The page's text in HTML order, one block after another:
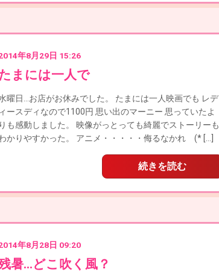
まには一人で
年8月29日 15:26
曜日…お店がお休みでした。 たまには一人映画でも レデ
ースディなので1100円 思い出のマーニー 思っていたよ
も感動しました。 映像がっとっても綺麗でストーリーも
かりやすかった。 アニメ・・・・・侮るなかれ (* […]
続きを読む
暑…どこ吹く風？
年8月28日 09:20